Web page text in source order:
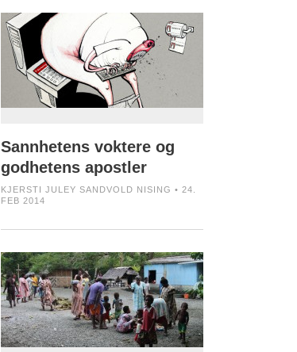
Sannhetens voktere og
godhetens apostler
KJERSTI JULEY SANDVOLD NISING • 24.
FEB 2014